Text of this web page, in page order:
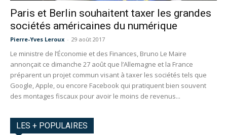
Paris et Berlin souhaitent taxer les grandes
sociétés américaines du numérique
Pierre-Yves Leroux - 29 août 2017
Le ministre de l’Économie et des Finances, Bruno Le Maire
annonçait ce dimanche 27 août que l’Allemagne et la France
préparent un projet commun visant à taxer les sociétés tels que
Google, Apple, ou encore Facebook qui pratiquent bien souvent
des montages fiscaux pour avoir le moins de revenus...
LES + POPULAIRES